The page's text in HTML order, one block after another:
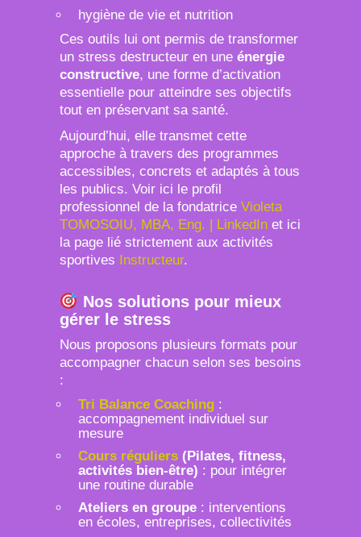
hygiène de vie et nutrition
Ces outils lui ont permis de transformer
un stress destructeur en une énergie
constructive, une forme d’activation
essentielle pour atteindre ses objectifs
tout en préservant sa santé.
Aujourd’hui, elle transmet cette
approche à travers des programmes
accessibles, concrets et adaptés à tous
les publics. Voir ici le profil
professionnel de la fondatrice Violeta
TOMOSOIU, MBA, Eng. | LinkedIn et ici
la page lié strictement aux activités
sportives
Instructeur.
Nos solutions pour mieux
gérer le stress
Nous proposons plusieurs formats pour
accompagner chacun selon ses besoins
:
Tri Balance Coaching :
accompagnement individuel sur
mesure
Cours réguliers (Pilates, fitness,
activités bien-être) : pour intégrer
une routine durable
Ateliers en groupe : interventions
en écoles, entreprises, collectivités